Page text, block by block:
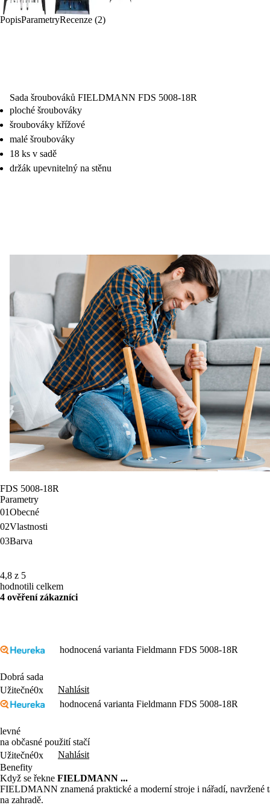
PopisParametryRecenze (2)
Sada šroubováků FIELDMANN FDS 5008-18R
ploché šroubováky
šroubováky křížové
malé šroubováky
18 ks v sadě
držák upevnitelný na stěnu
FDS 5008-18R
Parametry
01Obecné
02Vlastnosti
03Barva
4,8 z 5
hodnotili celkem
4 ověření zákazníci
hodnocená varianta Fieldmann FDS 5008-18R
Dobrá sada
Užitečné0x
Nahlásit
hodnocená varianta Fieldmann FDS 5008-18R
levné
na občasné použití stačí
Užitečné0x
Nahlásit
Benefity
Když se řekne FIELDMANN ...
FIELDMANN znamená praktické a moderní stroje i nářadí, navržené
na zahradě.